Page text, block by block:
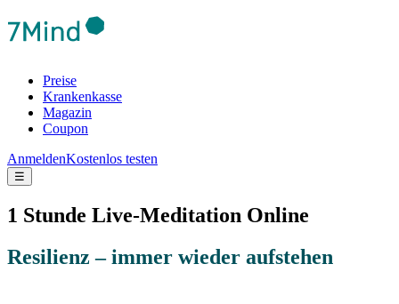
Preise
Krankenkasse
Magazin
Coupon
AnmeldenKostenlos testen
☰
1 Stunde Live-Meditation Online
Resilienz – immer wieder aufstehen